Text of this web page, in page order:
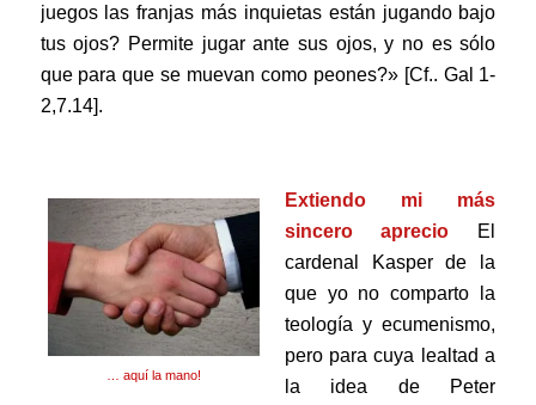
juegos las franjas más inquietas están jugando bajo
tus ojos? Permite jugar ante sus ojos, y no es sólo
que para que se muevan como peones?» [Cf.. Gal 1-
2,7.14].
… aquí la mano!
Extiendo mi más
sincero aprecio El
cardenal Kasper de la
que yo no comparto la
teología y ecumenismo,
pero para cuya lealtad a
la idea de Peter